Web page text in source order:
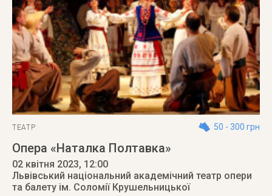
ТЕАТР 50 - 300 грн
Опера «Наталка Полтавка»
02 квітня 2023, 12:00
Львівський національний академічний театр опери
та балету ім. Соломії Крушельницької